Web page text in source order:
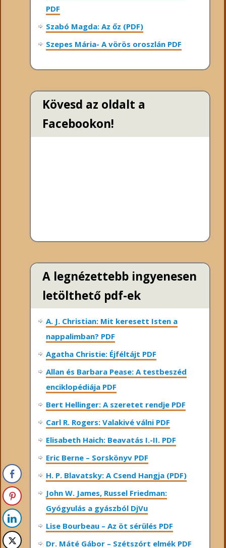
PDF
Szabó Magda: Az őz (PDF)
Szepes Mária- A vörös oroszlán PDF
Kövesd az oldalt a
Facebookon!
A legnézettebb ingyenesen
letölthető pdf-ek
A. J. Christian: Mit keresett Isten a
nappalimban? PDF
Agatha Christie: Éjféltájt PDF
Allan és Barbara Pease: A testbeszéd
enciklopédiája PDF
Bert Hellinger: A ​szeretet rendje PDF
Carl R. Rogers: Valakivé válni PDF
Elisabeth Haich: Beavatás I.-II. PDF
Eric Berne – Sorskönyv PDF
H. P. Blavatsky: A Csend Hangja (PDF)
John W. James, Russel Friedman:
Gyógyulás a gyászból DjVu
Lise Bourbeau – Az öt sérülés PDF
Dr. Máté Gábor – Szétszórt elmék PDF